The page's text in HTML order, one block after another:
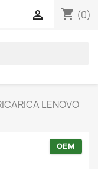
shopping_cart (0)

LENOVO
OEM